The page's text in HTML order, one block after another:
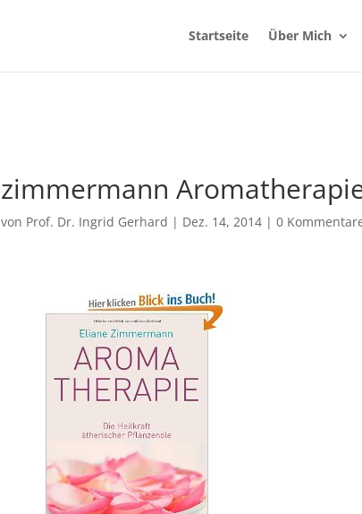
Startseite Über Mich
zimmermann
von Prof. Dr. Ingrid Gerhard | Dez. 14, 2014| 0